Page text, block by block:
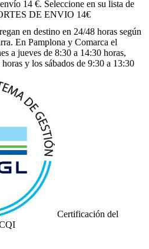
14 €. Seleccione en su lista de
DE ENVIO 14€
en destino en 24/48 horas según
En Pamplona y Comarca el
a jueves de 8:30 a 14:30 horas,
y los sábados de 9:30 a 13:30
Certificación del